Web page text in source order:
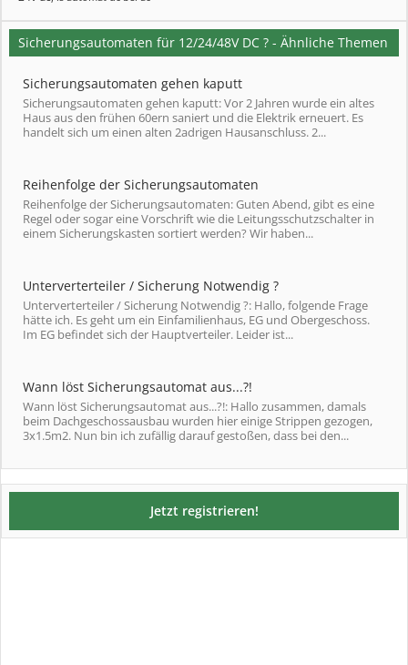
Sicherungsautomaten für 12/24/48V DC ? - Ähnliche Themen
Sicherungsautomaten gehen kaputt
Sicherungsautomaten gehen kaputt: Vor 2 Jahren wurde ein altes
Haus aus den frühen 60ern saniert und die Elektrik erneuert. Es
handelt sich um einen alten 2adrigen Hausanschluss. 2...
Reihenfolge der Sicherungsautomaten
Reihenfolge der Sicherungsautomaten: Guten Abend, gibt es eine
Regel oder sogar eine Vorschrift wie die Leitungsschutzschalter in
einem Sicherungskasten sortiert werden? Wir haben...
Unterverterteiler / Sicherung Notwendig ?
Unterverterteiler / Sicherung Notwendig ?: Hallo, folgende Frage
hätte ich. Es geht um ein Einfamilienhaus, EG und Obergeschoss.
Im EG befindet sich der Hauptverteiler. Leider ist...
Wann löst Sicherungsautomat aus...?!
Wann löst Sicherungsautomat aus...?!: Hallo zusammen, damals
beim Dachgeschossausbau wurden hier einige Strippen gezogen,
3x1.5m2. Nun bin ich zufällig darauf gestoßen, dass bei den...
Jetzt registrieren!